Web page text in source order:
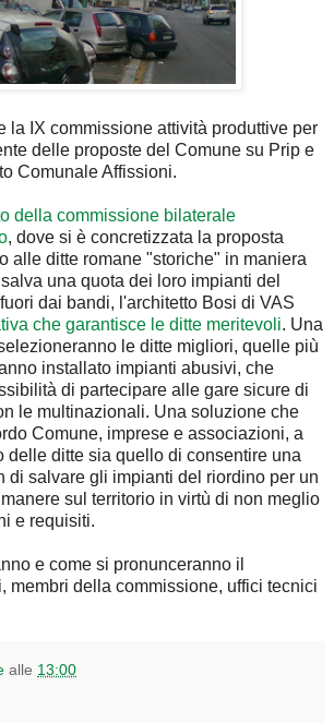
la IX commissione attività produttive per
delle proposte del Comune su Prip e
Comunale Affissioni.
della commissione bilaterale
, dove si è concretizzata la proposta
alle ditte romane "storiche" in maniera
una quota dei loro impianti del
dai bandi, l'architetto Bosi di VAS
che garantisce le ditte meritevoli. Una
le ditte migliori, quelle più
installato impianti abusivi, che
di partecipare alle gare sicure di
le multinazionali. Una soluzione che
Comune, imprese e associazioni, a
delle ditte sia quello di consentire una
di salvare gli impianti del riordino per un
sul territorio in virtù di non meglio
e requisiti.
e come si pronunceranno il
membri della commissione, uffici tecnici
alle 13:00